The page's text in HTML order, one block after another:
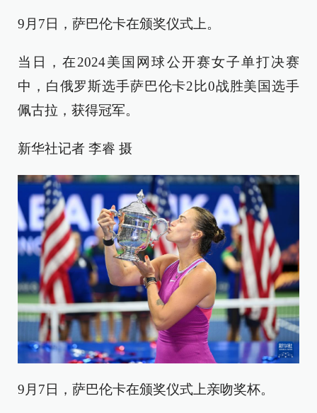
9月7日，萨巴伦卡在颁奖仪式上。
当日，在2024美国网球公开赛女子单打决赛
中，白俄罗斯选手萨巴伦卡2比0战胜美国选手
佩古拉，获得冠军。
新华社记者 李睿 摄
9月7日，萨巴伦卡在颁奖仪式上亲吻奖杯。